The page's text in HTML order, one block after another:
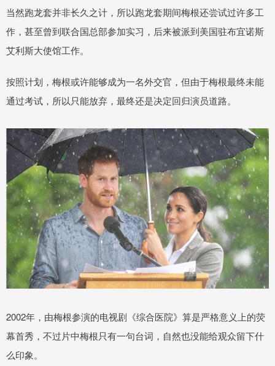
当然跑龙套并非长久之计，所以跑龙套期间梅根还尝试过许多工
作，甚至曾到联合国总部参加实习，后来被派到美国驻布宜诺斯
艾利斯大使馆工作。
按照计划，梅根或许能够成为一名外交官，但由于梅根最终未能
通过考试，所以只能放弃，最终还是决定回归演员道路。
2002年，由梅根参演的电视剧《综合医院》算是严格意义上的荧
幕首秀，不过片中梅根只有一句台词，自然也没能给观众留下什
么印象。